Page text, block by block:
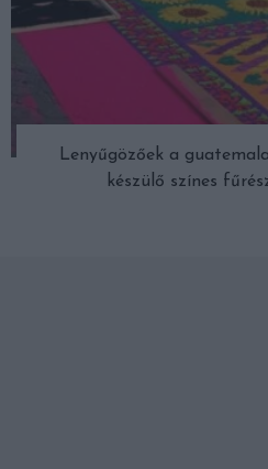
Lenyűgözőek a
készülő színes